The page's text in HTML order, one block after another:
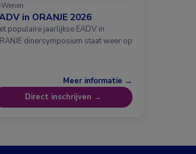
Wenen
in ORANJE 2026
populaire jaarlijkse EADV in
dinersymposium staat weer op
Meer informatie →
Direct inschrijven →